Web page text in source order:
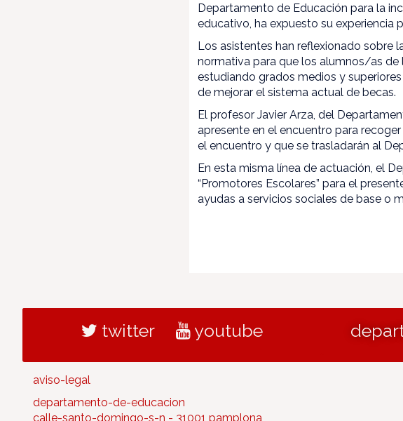
Departamento de Educación para la
educativo, ha expuesto su experiencia
Los asistentes han reflexionado sobre
normativa para que los alumnos/as de
estudiando grados medios y
de mejorar el sistema actual de becas.
El profesor Javier Arza, del
apresente en el encuentro para
el encuentro y que se trasladarán al
En esta misma línea de actuación, el
“Promotores Escolares” para el
ayudas a servicios sociales de base o
twitter youtube
aviso-legal
departamento-de-educacion
calle-santo-domingo-s-n - 31001 pamplona